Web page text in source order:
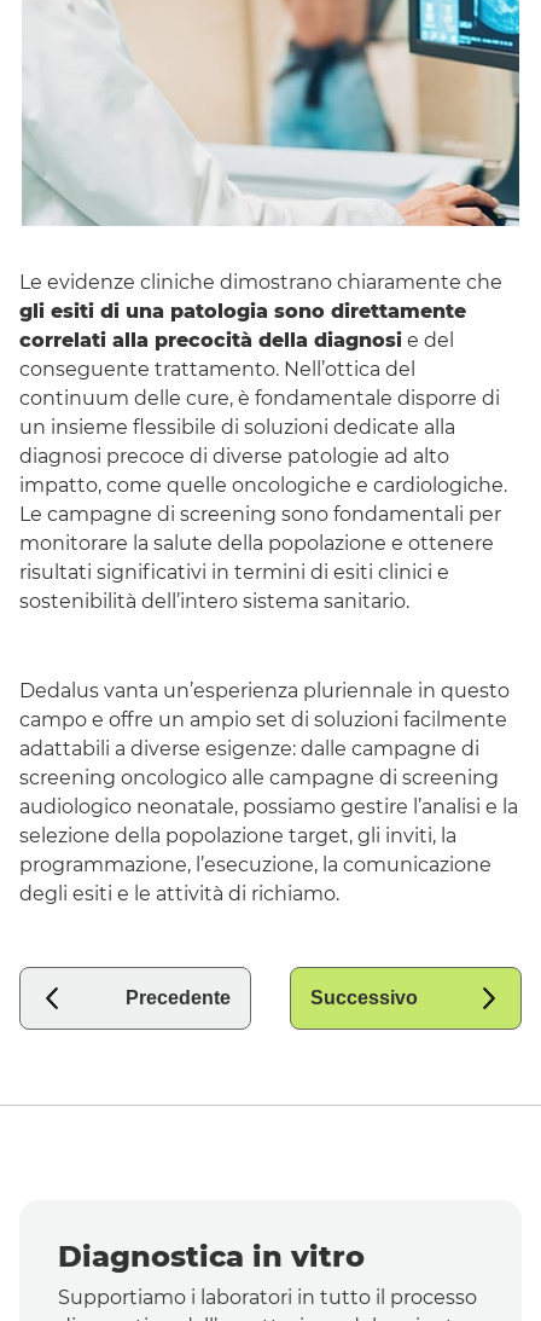
Le evidenze cliniche dimostrano chiaramente che
gli esiti di una patologia sono direttamente
correlati alla precocità della diagnosi e del
conseguente trattamento. Nell’ottica del
continuum delle cure, è fondamentale disporre di
un insieme flessibile di soluzioni dedicate alla
diagnosi precoce di diverse patologie ad alto
impatto, come quelle oncologiche e cardiologiche.
Le campagne di screening sono fondamentali per
monitorare la salute della popolazione e ottenere
risultati significativi in termini di esiti clinici e
sostenibilità dell’intero sistema sanitario.
Dedalus vanta un’esperienza pluriennale in questo
campo e offre un ampio set di soluzioni facilmente
adattabili a diverse esigenze: dalle campagne di
screening oncologico alle campagne di screening
audiologico neonatale, possiamo gestire l’analisi e la
selezione della popolazione target, gli inviti, la
programmazione, l’esecuzione, la comunicazione
degli esiti e le attività di richiamo.
Precedente Successivo
Diagnostica in vitro
Supportiamo i laboratori in tutto il processo